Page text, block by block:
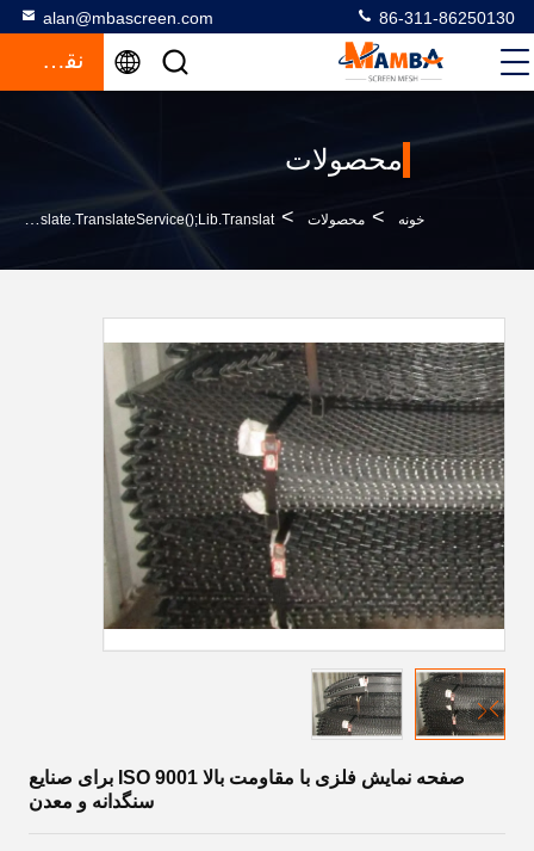
alan@mbascreen.com 86-311-86250130
نقل قول
محصولات
خونه > محصولات >
Steel Screen Meshfunction GtElInit() {var Lib = New Google.translate.TranslateService();lib.translat
صفحه نمایش فلزی با مقاومت بالا ISO 9001 برای صنایع
سنگدانه و معدن